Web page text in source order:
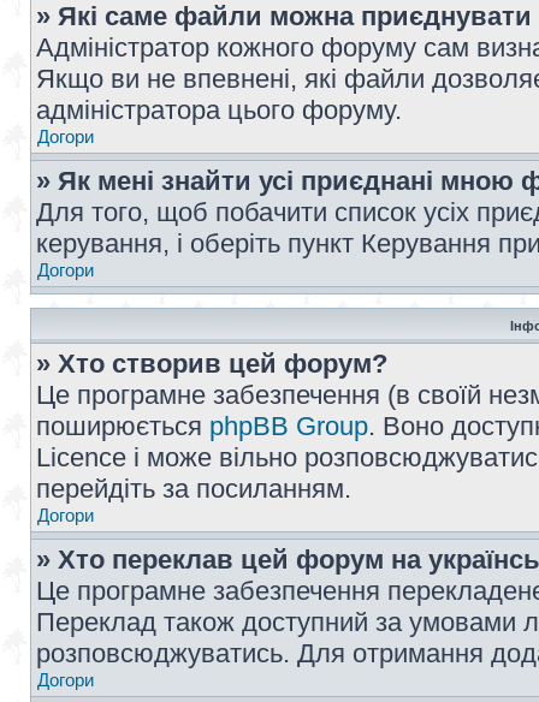
» Які саме файли можна
Адміністратор кожного форуму сам
Якщо ви не впевнені, які файли
адміністратора цього форуму.
Догори
» Як мені знайти усі приєднані мною
Для того, щоб побачити список усіх
керування, і оберіть пункт Керування
Догори
» Хто створив цей форум?
Це програмне забезпечення (в своїй
поширюється phpBB Group. Воно
Licence і може вільно
перейдіть за посиланням.
Догори
» Хто переклав цей форум на
Це програмне забезпечення
Переклад також доступний за умовами
розповсюджуватись. Для отримання
Догори